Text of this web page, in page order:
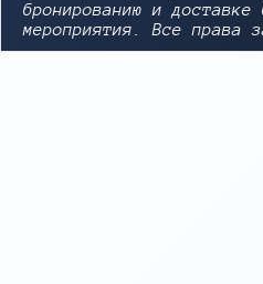
бронированию и доставке
мероприятия. Все права